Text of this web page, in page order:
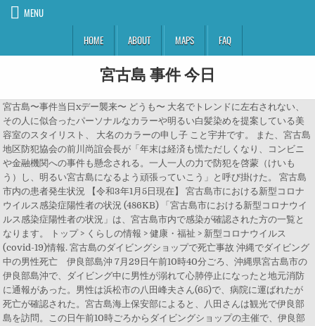
MENU
HOME
ABOUT MAPS FAQ
宮古島 事件 今日
宮古島〜事件当日xデー襲来〜 どうも〜 大名でトレンドに左右されない、
その人に似合ったパーソナルなカラーや明るい白髪染めを提案している美
容室のスタイリスト、 大名のカラーの申し子 こと宇井です。 また、宮古島
地区防犯協会の前川尚誼会長が「年末は経済も慌ただしくなり、コンビニ
や金融機関への事件も懸念される。一人一人の力で防犯を啓蒙（けいも
う）し、明るい宮古島になるよう頑張っていこう」と呼び掛けた。 宮古島
市内の患者発生状況 【令和3年1月5日現在】 宮古島市における新型コロナ
ウイルス感染症陽性者の状況 (486KB) 「宮古島市における新型コロナウイ
ルス感染症陽性者の状況」は、宮古島市内で感染が確認された方の一覧と
なります。 トップ > くらしの情報 > 健康・福祉 > 新型コロナウイルス
(covid-19)情報. 宮古島のダイビングショップで死亡事故 沖縄でダイビング
中の男性死亡 伊良部島沖 7月29日午前10時40分ごろ、沖縄県宮古島市の
伊良部島沖で、ダイビング中に男性が溺れて心肺停止になったと地元消防
に通報があった。男性は浜松市の八田峰夫さん(65)で、病院に運ばれたが
死亡が確認された。宮古島海上保安部によると、八田さんは観光で伊良部
島を訪問。この日午前10時ごろからダイビングショップの主催で、伊良部